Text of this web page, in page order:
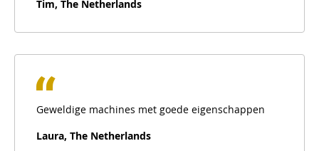
Tim, The Netherlands
Geweldige machines met goede eigenschappen
Laura, The Netherlands